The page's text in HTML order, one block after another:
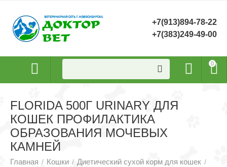
+7(913)894-78-22
+7(383)249-49-00
0
FLORIDA 500Г URINARY ДЛЯ
КОШЕК ПРОФИЛАКТИКА
ОБРАЗОВАНИЯ МОЧЕВЫХ
КАМНЕЙ
Главная / Кошки / Диетический сухой корм для кошек /